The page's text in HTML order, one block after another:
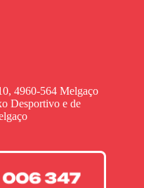
4960-564 Melgaço
Desportivo e de